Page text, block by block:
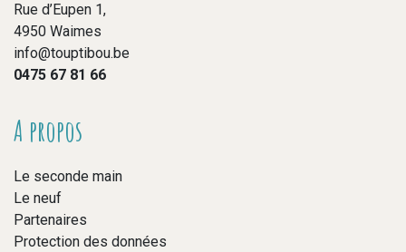
Rue d’Eupen 1,
4950 Waimes
info@touptibou.be
0475 67 81 66
A propos
Le seconde main
Le neuf
Partenaires
Protection des données